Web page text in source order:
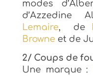
modes
d’Azzedine
Lemaire, de
Browneet de
2/ Coups de
Une marque :